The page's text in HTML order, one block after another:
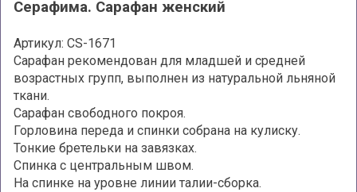
Серафима. Сарафан женский
Артикул: CS-1671
Сарафан рекомендован для младшей и средней
возрастных групп, выполнен из натуральной льняной
ткани.
Сарафан свободного покроя.
Горловина переда и спинки собрана на кулиску.
Тонкие бретельки на завязках.
Спинка с центральным швом.
На спинке на уровне линии талии-сборка.